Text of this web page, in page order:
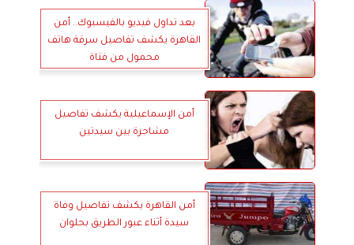
بعد تداول فيديو بالفيسبوك.. أمن
القاهرة يكشف تفاصيل سرقة هاتف
محمول من فتاة
أمن الإسماعيلية يكشف تفاصيل
مشاجرة بين سيدتين
أمن القاهرة يكشف تفاصيل وفاة
سيدة أثناء عبور الطريق بحلوان